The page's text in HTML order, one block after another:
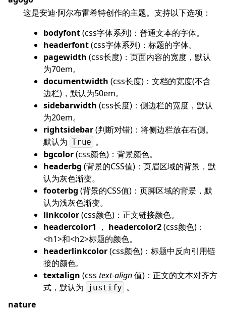
这是安迪·阿尔布雷希特创作的主题。支持以下选项：
bodyfont(css字体系列)：普通文本的字体。
headerfont(css字体系列)：标题的字体。
pagewidth (css长度)：页面内容的宽度，默认
为70em。
documentwidth (css长度)：文档的宽度(不含
边栏)，默认为50em。
sidebarwidth (css长度)：侧边栏的宽度，默认
为20em。
rightsidebar(判断对错)：将侧边栏放在右侧。
默认为 True 。
bgcolor(css颜色)：背景颜色。
headerbg (背景的CSS值)：页眉区域的背景，默
认为灰色渐变。
footerbg (背景的CSS值)：页脚区域的背景，默
认为浅灰色渐变。
linkcolor(css颜色)：正文链接颜色。
headercolor1 ， headercolor2(css颜色)：
<h1>和<h2>标题的颜色。
headerlinkcolor(css颜色)：标题中反向引用链
接的颜色。
textalign (css text-align值)：正文的文本对齐方
式，默认为 justify 。
nature